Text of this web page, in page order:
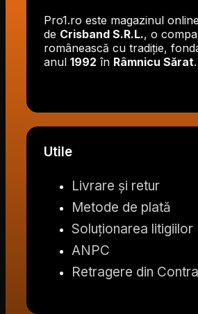
Pro1.ro este magazinul
de Crisband S.R.L., o
românească cu tradiție,
anul 1992 în Râmnicu Sărat.
Utile
Livrare și retur
Metode de plată
Soluționarea litigiilor
ANPC
Retragere din